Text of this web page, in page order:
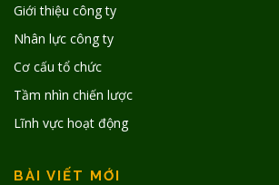
Giới thiệu công ty
Nhân lực công ty
Cơ cấu tổ chức
Tầm nhìn chiến lược
Lĩnh vực hoạt động
BÀI VIẾT MỚI